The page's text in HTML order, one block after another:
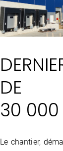
DE
30 000
Le chantier,